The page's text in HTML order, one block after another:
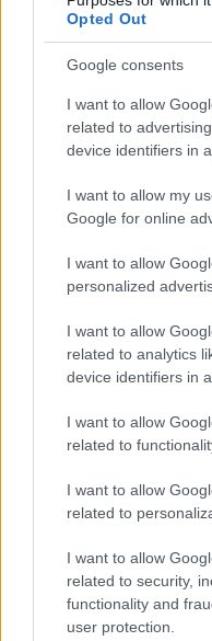
Opted Out
Google consents
I want to allow
related to
device identifiers in
I want to allow my
Google for online
I want to allow
personalized
I want to allow
related to analytics
device identifiers in
I want to allow
related to
I want to allow
related to
I want to allow
related to security,
functionality and
user protection.
Sellőfazonú, de
Fotó: Michael Tubi /